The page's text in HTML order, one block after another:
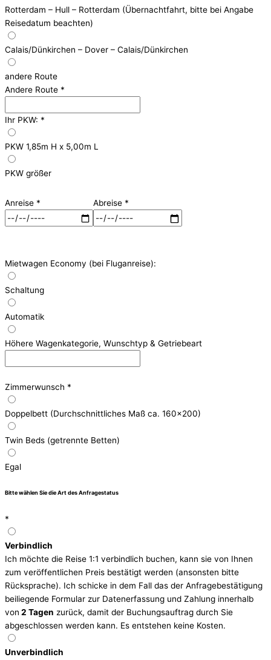
Rotterdam – Hull – Rotterdam (Übernachtfahrt, bitte bei Angabe
Reisedatum beachten)
Calais/Dünkirchen – Dover – Calais/Dünkirchen
andere Route
Andere Route *
Ihr PKW: *
PKW 1,85m H x 5,00m L
PKW größer
Anreise * Abreise *
Mietwagen Economy (bei Fluganreise):
Schaltung
Automatik
Höhere Wagenkategorie, Wunschtyp & Getriebeart
Zimmerwunsch *
Doppelbett (Durchschnittliches Maß ca. 160x200)
Twin Beds (getrennte Betten)
Egal
Bitte wählen Sie die Art des Anfragestatus
*
Verbindlich
Ich möchte die Reise 1:1 verbindlich buchen, kann sie von Ihnen
zum veröffentlichen Preis bestätigt werden (ansonsten bitte
Rücksprache). Ich schicke in dem Fall das der Anfragebestätigung
beiliegende Formular zur Datenerfassung und Zahlung innerhalb
von 2 Tagen zurück, damit der Buchungsauftrag durch Sie
abgeschlossen werden kann. Es entstehen keine Kosten.
Unverbindlich